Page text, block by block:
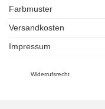
Farbmuster
Versandkosten
Impressum
Widerrufsrecht